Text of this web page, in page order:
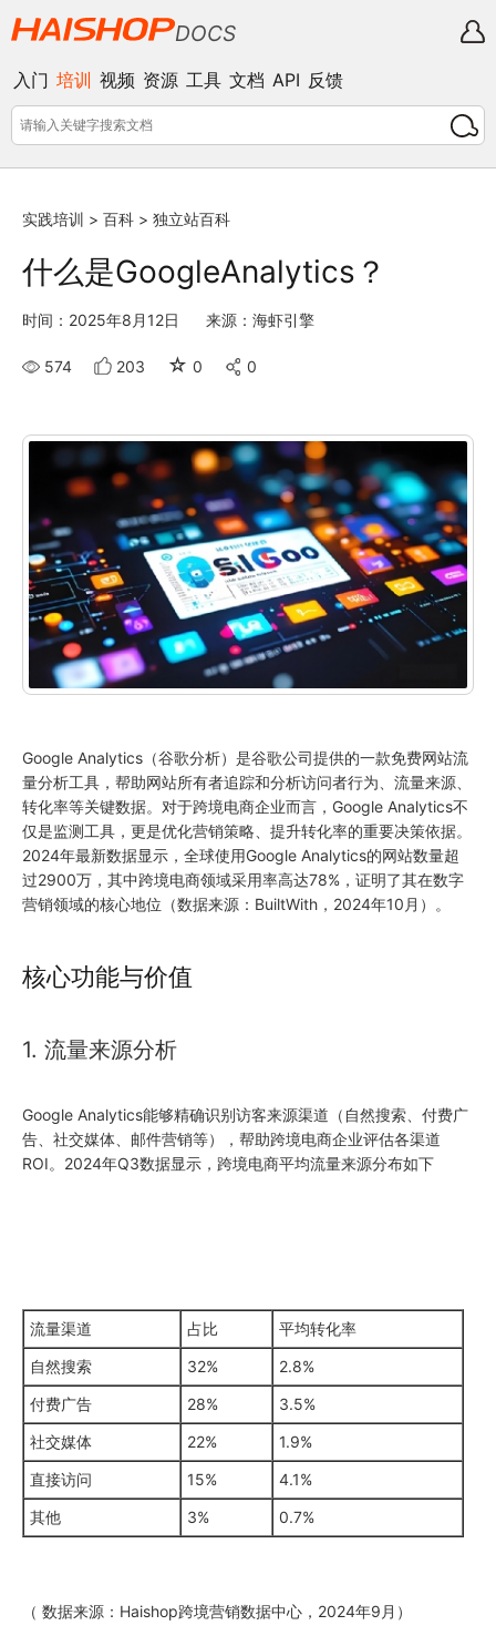
DOCS
入门 培训 视频 资源 工具 文档 API 反馈
实践培训 > 百科 > 独立站百科
什么是GoogleAnalytics？
时间：2025年8月12日 来源：海虾引擎
574 203 ☆ 0 0
Google Analytics（谷歌分析）是谷歌公司提供的一款免费网站流
量分析工具，帮助网站所有者追踪和分析访问者行为、流量来源、
转化率等关键数据。对于跨境电商企业而言，Google Analytics不
仅是监测工具，更是优化营销策略、提升转化率的重要决策依据。
2024年最新数据显示，全球使用Google Analytics的网站数量超
过2900万，其中跨境电商领域采用率高达78%，证明了其在数字
营销领域的核心地位（数据来源：BuiltWith，2024年10月）。
核心功能与价值
1. 流量来源分析
Google Analytics能够精确识别访客来源渠道（自然搜索、付费广
告、社交媒体、邮件营销等），帮助跨境电商企业评估各渠道
ROI。2024年Q3数据显示，跨境电商平均流量来源分布如下
流量渠道 占比
平均转化率
自然搜索
32%
2.8%
付费广告
28%
3.5%
社交媒体
22%
1.9%
直接访问
15%
4.1%
其他
3% 0.7%
（ 数据来源：Haishop跨境营销数据中心，2024年9月）